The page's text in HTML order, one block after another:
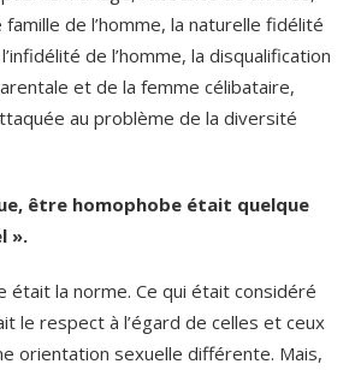
de l’homme, la naturelle fidélité
de l’homme, la disqualification
et de la femme célibataire,
au problème de la diversité
être homophobe était quelque
».
était la norme. Ce qui était considéré
le respect à l’égard de celles et ceux
orientation sexuelle différente. Mais,